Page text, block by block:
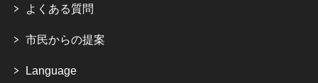
よくある質問
市民からの提案
Language